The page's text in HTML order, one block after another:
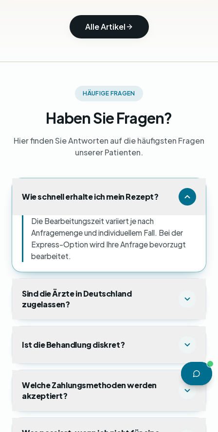
Alle Artikel
HÄUFIGE FRAGEN
Haben Sie Fragen?
Hier finden Sie Antworten auf die häufigsten Fragen
unserer Patienten.
Wie schnell erhalte ich mein Rezept?
Die Bearbeitungszeit variiert je nach
Anfragemenge und individuellem Fall. Bei der
Express-Option wird Ihre Anfrage bevorzugt
bearbeitet.
Sind die Ärzte in Deutschland
zugelassen?
Ist die Behandlung diskret?
Welche Zahlungsmethoden werden
akzeptiert?